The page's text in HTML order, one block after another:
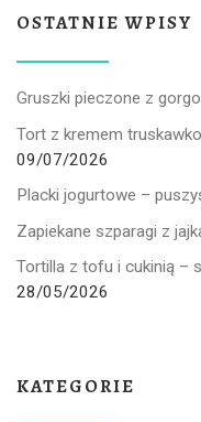
OSTATNIE WPISY
Gruszki pieczone z
Tort z kremem
09/07/2026
Placki jogurtowe –
Zapiekane szparagi z
Tortilla z tofu i cukinią –
28/05/2026
KATEGORIE